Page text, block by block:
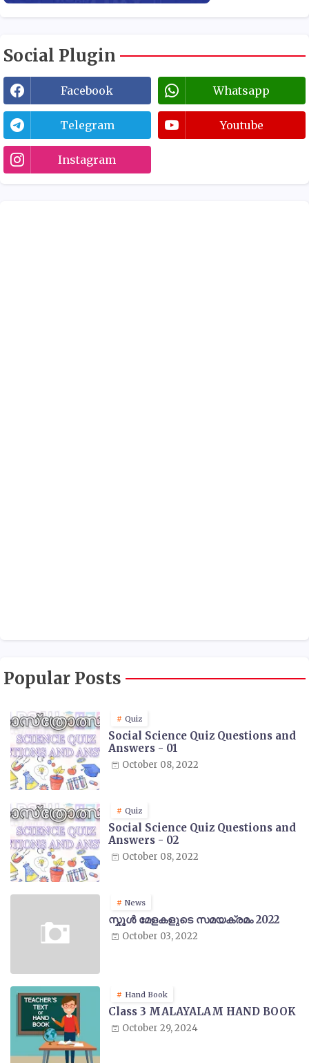
Social Plugin
Facebook Whatsapp
Telegram Youtube
Instagram
Popular Posts
Quiz
Social Science Quiz Questions and
Answers - 01
October 08, 2022
Quiz
Social Science Quiz Questions and
Answers - 02
October 08, 2022
News
സ്കൂൾ മേളകളുടെ സമയക്രമം 2022
October 03, 2022
Hand Book
Class 3 MALAYALAM HAND BOOK
October 29, 2024